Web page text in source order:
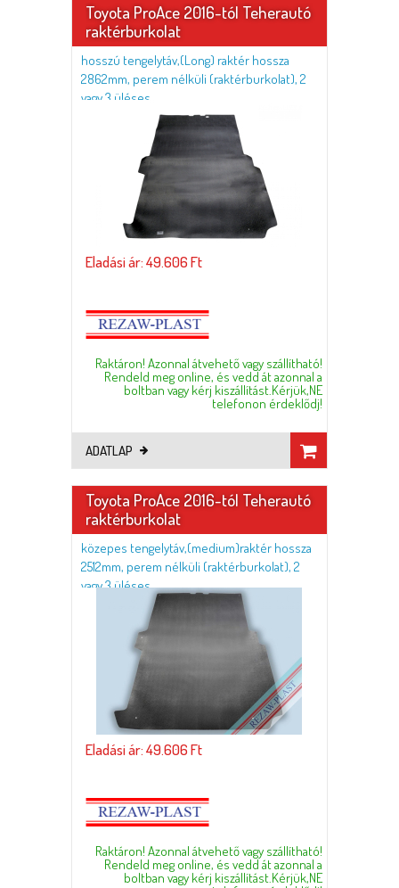
Toyota ProAce 2016-tól Teherautó
raktérburkolat
hosszú tengelytáv,(Long) raktér hossza
2862mm, perem nélküli (raktérburkolat), 2
vagy 3 üléses
Eladási ár: 49.606 Ft
Raktáron! Azonnal átvehető vagy szállítható!
Rendeld meg online, és vedd át azonnal a
boltban vagy kérj kiszállítást.Kérjük,NE
telefonon érdeklődj!
ADATLAP
Toyota ProAce 2016-tól Teherautó
raktérburkolat
közepes tengelytáv,(medium)raktér hossza
2512mm, perem nélküli (raktérburkolat), 2
vagy 3 üléses
Eladási ár: 49.606 Ft
Raktáron! Azonnal átvehető vagy szállítható!
Rendeld meg online, és vedd át azonnal a
boltban vagy kérj kiszállítást.Kérjük,NE